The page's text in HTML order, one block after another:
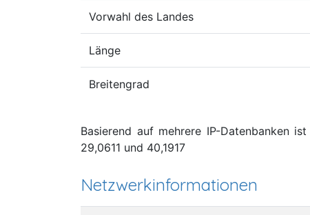
Vorwahl des Landes
Länge
Breitengrad
Basierend auf mehrere IP-Datenbanken
29,0611 und 40,1917
Netzwerkinformationen